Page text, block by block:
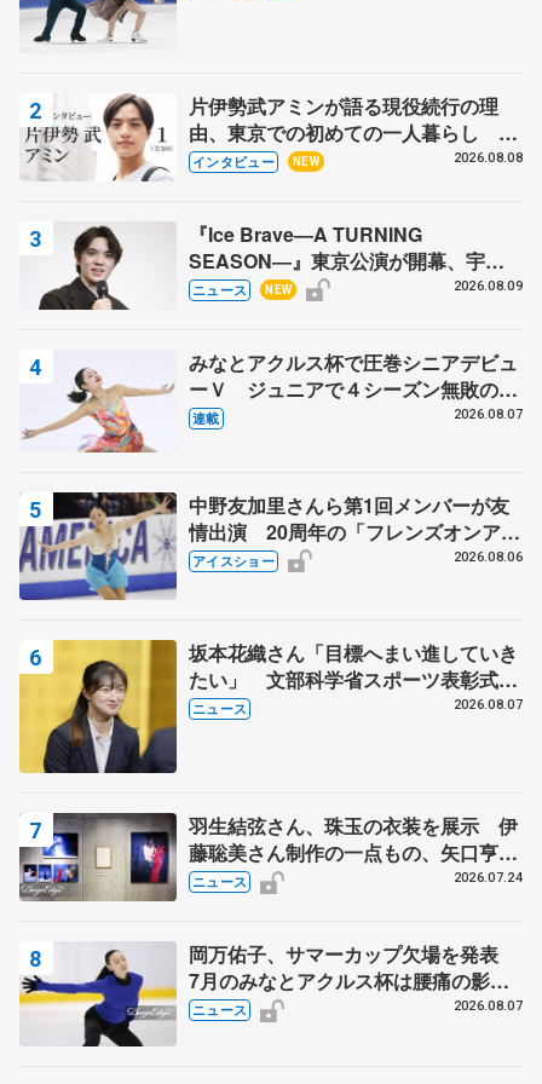
片伊勢武アミンが語る現役続行の理
由、東京での初めての一人暮らし 注
目スケーターの「今」に迫る
インタビュー NEW 2026.08.08
『Ice Brave―A TURNING
SEASON―』東京公演が開幕、宇野
昌磨の『Ice Brave』にかける思いを
ニュース NEW 2026.08.09
みなとアクルス杯で圧巻シニアデビュ
ーＶ ジュニアで４シーズン無敗の島
田麻央
連載 2026.08.07
中野友加里さんら第1回メンバーが友
情出演 20周年の「フレンズオンアイ
ス」 宮本賢二さん、有川梨絵さん、
アイスショー 2026.08.06
坂本花織さん「目標へまい進していき
たい」 文部科学省スポーツ表彰式で
代表謝辞
ニュース 2026.08.07
羽生結弦さん、珠玉の衣装を展示 伊
藤聡美さん制作の一点もの、矢口亨さ
んが撮影
ニュース 2026.07.24
岡万佑子、サマーカップ欠場を発表
7月のみなとアクルス杯は腰痛の影響
で
ニュース 2026.08.07